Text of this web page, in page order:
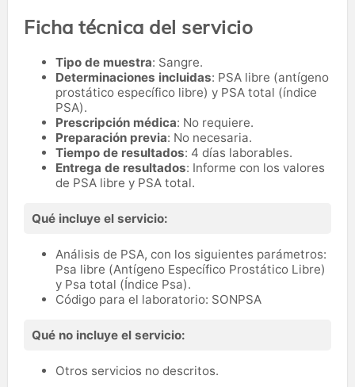
Ficha técnica del servicio
Tipo de muestra: Sangre.
Determinaciones incluidas: PSA libre (antígeno
prostático específico libre) y PSA total (índice
PSA).
Prescripción médica: No requiere.
Preparación previa: No necesaria.
Tiempo de resultados: 4 días laborables.
Entrega de resultados: Informe con los valores
de PSA libre y PSA total.
Qué incluye el servicio:
Análisis de PSA, con los siguientes parámetros:
Psa libre (Antígeno Específico Prostático Libre)
y Psa total (Índice Psa).
Código para el laboratorio: SONPSA
Qué no incluye el servicio:
Otros servicios no descritos.